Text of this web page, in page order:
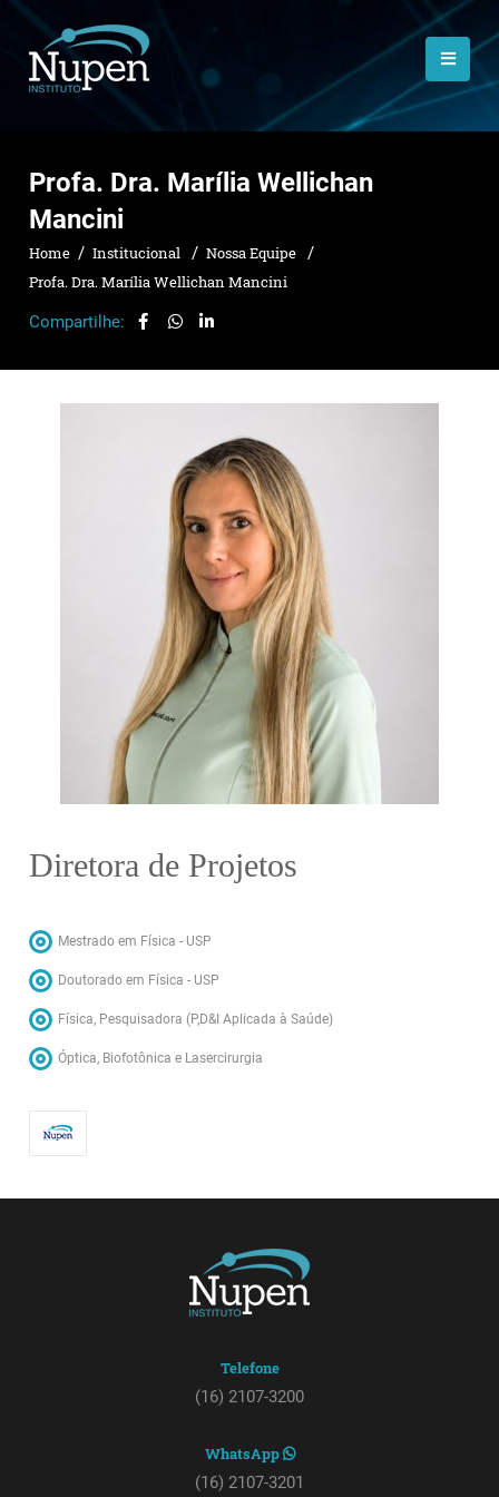
Profa. Dra. Marília Wellichan
Mancini
Home Institucional
Nossa Equipe
Profa. Dra. Marília Wellichan Mancini
Compartilhe:
Diretora de Projetos
Mestrado em Física - USP
Doutorado em Física - USP
Física, Pesquisadora (P,D&I Aplicada à Saúde)
Óptica, Biofotônica e Lasercirurgia
Telefone
(16) 2107-3200
WhatsApp
(16) 2107-3201